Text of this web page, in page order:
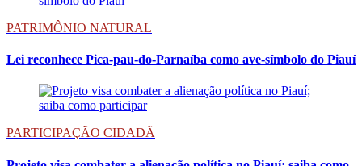
PATRIMÔNIO NATURAL
Lei reconhece Pica-pau-do-Parnaíba como ave-símbolo do Piauí
PARTICIPAÇÃO CIDADÃ